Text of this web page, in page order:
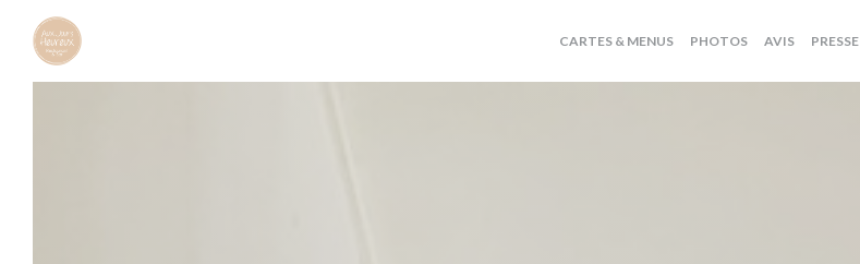
Personnalisation de vos choix en matière de cookies
CARTES & MENUS PHOTOS AVIS PRESSE